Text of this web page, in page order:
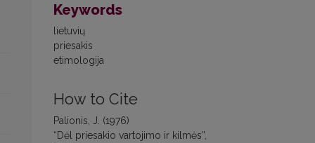
Keywords
lietuvių
priesakis
etimologija
How to Cite
Palionis, J. (1976)
“Dėl priesakio vartojimo ir kilmės”,